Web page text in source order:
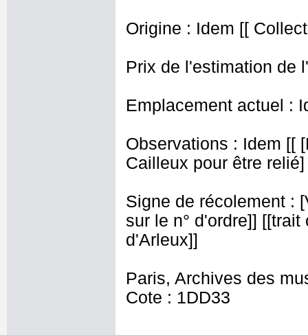
Origine : Idem [[
Prix de l'estimation de
Emplacement actuel :
Observations : Idem [[
Cailleux pour être relié]
Signe de récolement :
sur le n° d'ordre]]
d'Arleux]]
Paris, Archives des
Cote : 1DD33